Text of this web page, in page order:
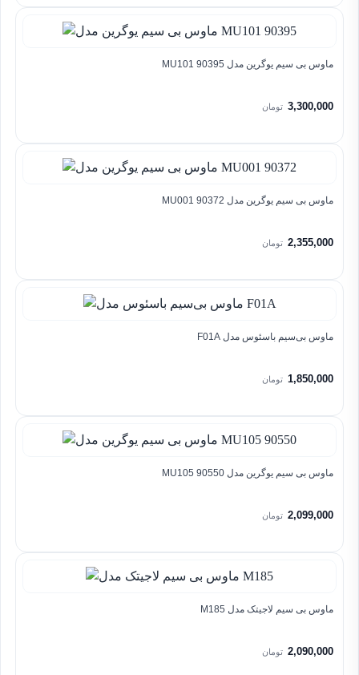
ماوس بی سیم یوگرین مدل MU101 90395
3,300,000 تومان
ماوس بی سیم یوگرین مدل MU001 90372
2,355,000 تومان
ماوس بی‌سیم باسئوس مدل F01A
1,850,000 تومان
ماوس بی سیم یوگرین مدل MU105 90550
2,099,000 تومان
ماوس بی سیم لاجیتک مدل M185
2,090,000 تومان